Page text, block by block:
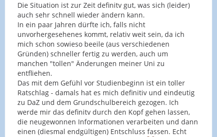
Die Situation ist zur Zeit definitv gut, was sich (leider)
auch sehr schnell wieder ändern kann.
In ein paar Jahren dürfte ich, falls nicht
unvorhergesehenes kommt, relativ weit sein, da ich
mich schon sowieso beeile (aus verschiedenen
Gründen) schneller fertig zu werden, auch um
manchen "tollen" Änderungen meiner Uni zu
entfliehen.
Das mit dem Gefühl vor Studienbeginn ist ein toller
Ratschlag - damals hat es mich definitiv und eindeutig
zu DaZ und dem Grundschulbereich gezogen. Ich
werde mir das definitv durch den Kopf gehen lassen,
die neugewonnen Informationen verarbeiten und dann
einen (diesmal endgültigen) Entschluss fassen. Echt